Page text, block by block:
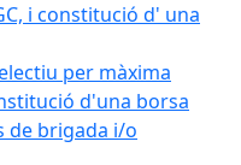
i constitució d' una
per màxima
d'una borsa
de brigada i/o